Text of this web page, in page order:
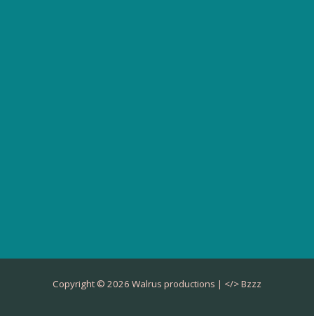
Copyright © 2026 Walrus productions | </>Bzzz